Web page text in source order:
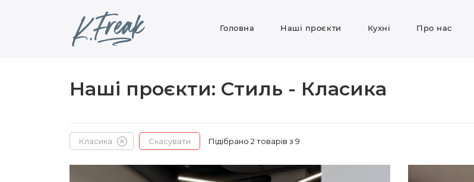
Головна Наші проєкти Кухні Про нас
Наші проєкти: Стиль - Класика
Класика Скасувати Підібрано 2 товарів з 9